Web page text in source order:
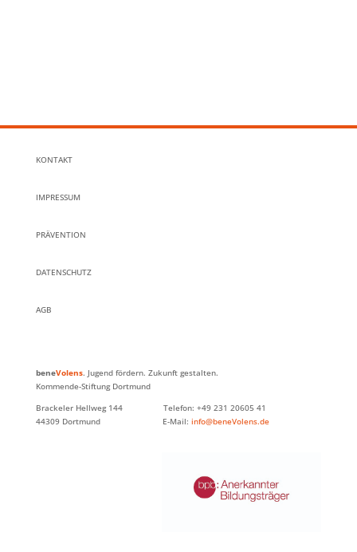
KONTAKT
IMPRESSUM
PRÄVENTION
DATENSCHUTZ
AGB
beneVolens. Jugend fördern. Zukunft gestalten.
Kommende-Stiftung Dortmund
Brackeler Hellweg 144 Telefon: +49 231 20605 41
44309 Dortmund E-Mail: info@beneVolens.de